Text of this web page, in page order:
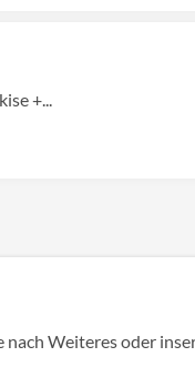
+...
Weiteres oder